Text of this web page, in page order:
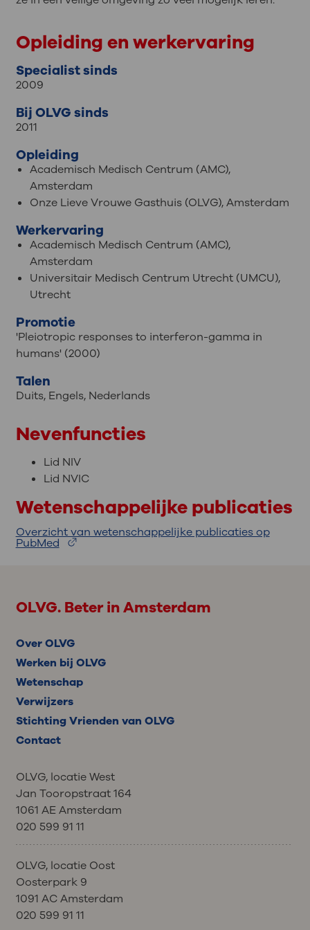
Opleiding en werkervaring
Specialist sinds
2009
Bij OLVG sinds
2011
Opleiding
Academisch Medisch Centrum (AMC),
Amsterdam
Onze Lieve Vrouwe Gasthuis (OLVG), Amsterdam
Werkervaring
Academisch Medisch Centrum (AMC),
Amsterdam
Universitair Medisch Centrum Utrecht (UMCU),
Utrecht
Promotie
'Pleiotropic responses to interferon-gamma in
humans' (2000)
Talen
Duits,Engels,Nederlands
Nevenfuncties
Lid NIV
Lid NVIC
Wetenschappelijke publicaties
Overzicht van wetenschappelijke publicaties op
PubMed
OLVG. Beter in Amsterdam
Over OLVG
Werken bij OLVG
Wetenschap
Verwijzers
Stichting Vrienden van OLVG
Contact
OLVG, locatie West
Jan Tooropstraat 164
1061 AE Amsterdam
020 599 91 11
OLVG, locatie Oost
Oosterpark 9
1091 AC Amsterdam
020 599 91 11